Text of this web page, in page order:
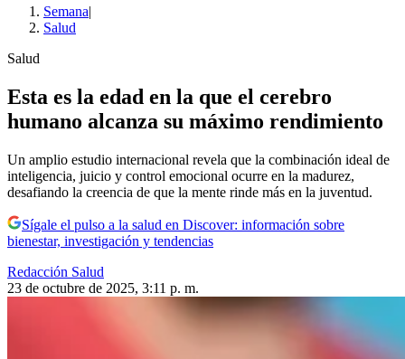
Semana|
Salud
Salud
Esta es la edad en la que el cerebro
humano alcanza su máximo rendimiento
Un amplio estudio internacional revela que la combinación ideal de
inteligencia, juicio y control emocional ocurre en la madurez,
desafiando la creencia de que la mente rinde más en la juventud.
Sígale el pulso a la salud en Discover: información sobre
bienestar, investigación y tendencias
Redacción Salud
23 de octubre de 2025, 3:11 p. m.